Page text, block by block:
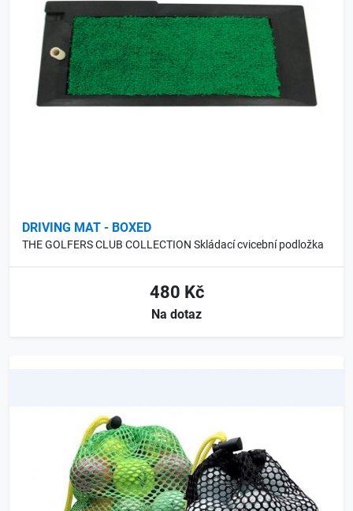
DRIVING MAT - BOXED
THE GOLFERS CLUB COLLECTION Skládací cvicební podložka
480 Kč
Na dotaz